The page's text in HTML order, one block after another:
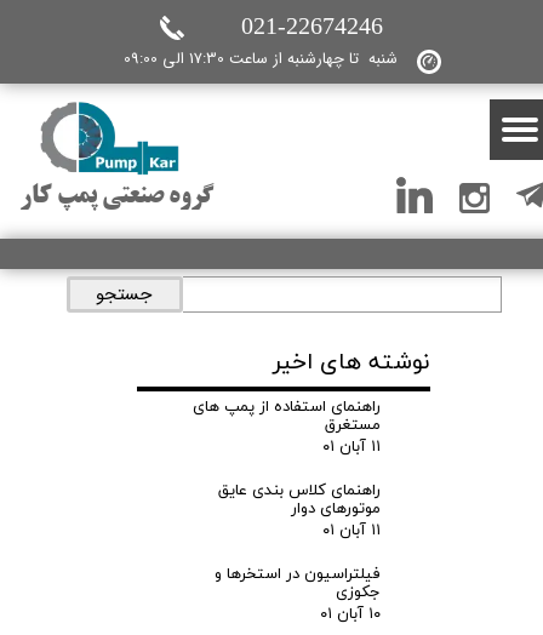
گروه صنعتی پمپ کار
شنبه تا چهارشنبه از ساعت 17:30 الی 09:00
021-22674246
جستجو
نوشته های اخیر
راهنمای استفاده از پمپ های
مستغرق
۱۱ آبان ۰۱
راهنمای کلاس بندی عایق
موتورهای دوار
۱۱ آبان ۰۱
فیلتراسیون در استخرها و
جکوزی
۱۰ آبان ۰۱